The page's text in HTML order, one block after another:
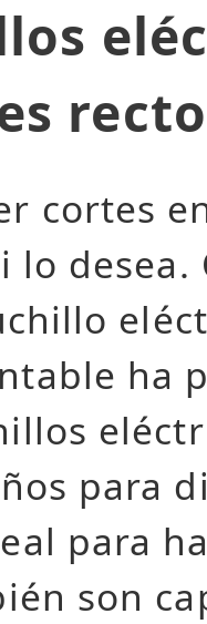
cortes
lo
ha
para
para
son